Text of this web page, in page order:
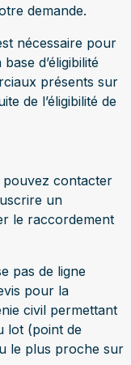
demande.
nécessaire pour
d’éligibilité
présents sur
de l’éligibilité de
pouvez contacter
un
le raccordement
pas de ligne
pour la
civil permettant
lot (point de
le plus proche sur